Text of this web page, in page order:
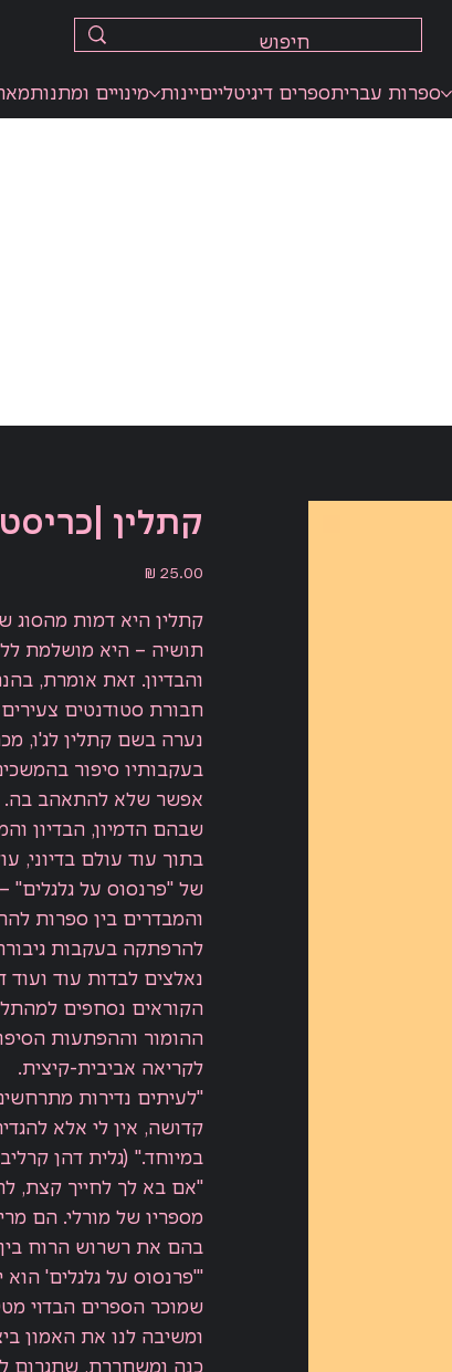
ספרות עבריתספרים דיגיטלייםיינות מינויים ומתנות
קתלין
מחיר
קתלין היא דמות
תושיה – היא מושלמת
והבדיון. זאת אומרת,
חבורת סטודנטים
נערה בשם קתלין לג'ו,
בעקבותיו סיפור
אפשר שלא להתאהב בה.
שבהם הדמיון, הבדיון
בתוך עוד עולם בדיוני,
של "פרנסוס על
והמבדרים בין ספרות
להרפתקה בעקבות
נאלצים לבדות עוד ועוד
הקוראים נסחפים
ההומור וההפתעות
לקריאה אביבית-קיצית.
"לעיתים נדירות
קדושה, אין לי אלא
במיוחד." (גלית דהן
"אם בא לך לחייך קצת,
מספריו של מורלי. הם
בהם את רשרוש הרוח
"'פרנסוס על גלגלים'
שמוכר הספרים הבדוי
ומשיבה לנו את האמון